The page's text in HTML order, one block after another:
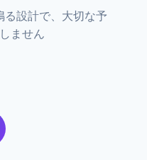
る設計で、大切な予
ません